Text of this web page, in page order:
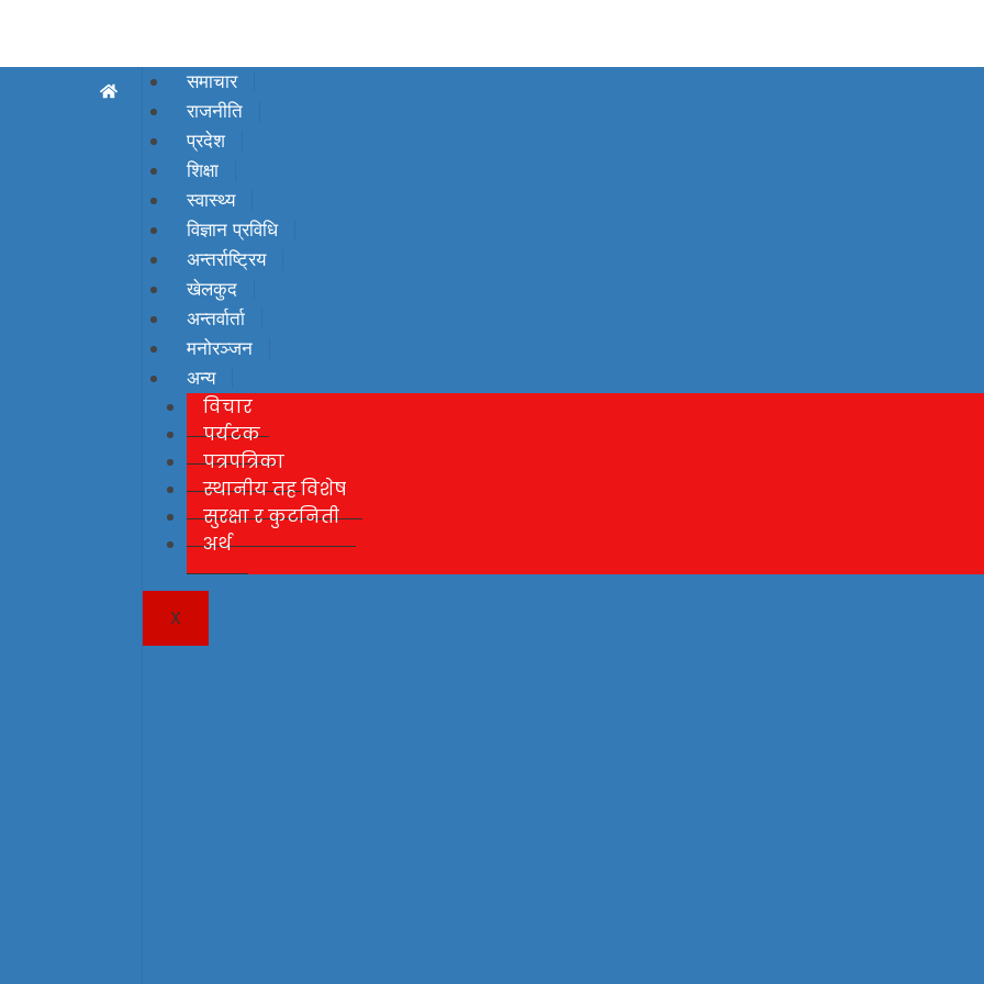
समाचार
राजनीति
प्रदेश
शिक्षा
स्वास्थ्य
विज्ञान प्रविधि
अन्तर्राष्ट्रिय
खेलकुद
अन्तर्वार्ता
मनोरञ्जन
अन्य
विचार
पर्यटक
पत्रपत्रिका
स्थानीय तह विशेष
सुरक्षा र कुटनिती
अर्थ
X